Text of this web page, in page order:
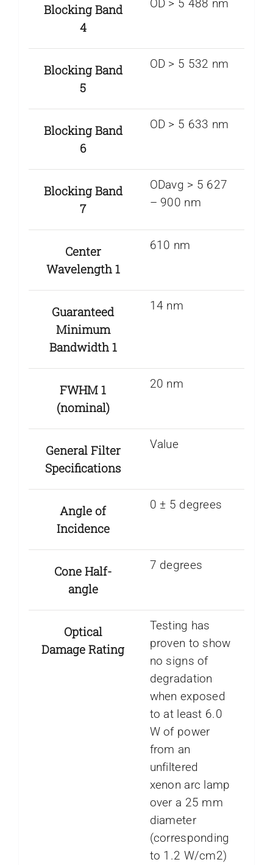
Blocking Band
4
OD > 5 488 nm
Blocking Band
5
OD > 5 532 nm
Blocking Band
6
OD > 5 633 nm
Blocking Band
7
ODavg > 5 627
– 900 nm
Center
Wavelength 1
610 nm
Guaranteed
Minimum
Bandwidth 1
14 nm
FWHM 1
(nominal)
20 nm
General Filter
Specifications
Value
Angle of
Incidence
0 ± 5 degrees
Cone Half-
angle
7 degrees
Optical
Damage Rating
Testing has
proven to show
no signs of
degradation
when exposed
to at least 6.0
W of power
from an
unfiltered
xenon arc lamp
over a 25 mm
diameter
(corresponding
to 1.2 W/cm2)